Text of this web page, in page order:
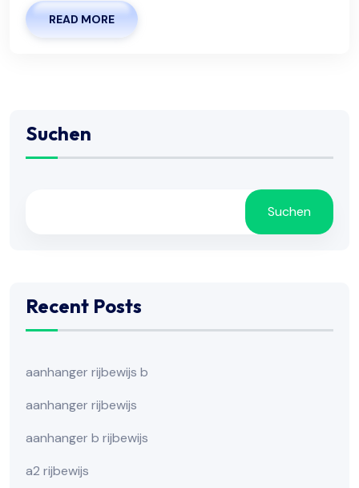
READ MORE
Suchen
Suchen
Recent Posts
aanhanger rijbewijs b
aanhanger rijbewijs
aanhanger b rijbewijs
a2 rijbewijs